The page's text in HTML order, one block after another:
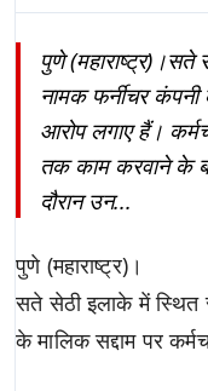
पुणे (महाराष्ट्र)।सते
नामक फर्नीचर कंपनी
आरोप लगाए हैं।
तक काम करवाने के
दौरान उन...
पुणे (महाराष्ट्र)।
सते सेठी इलाके में स्थित
के मालिक सद्दाम पर